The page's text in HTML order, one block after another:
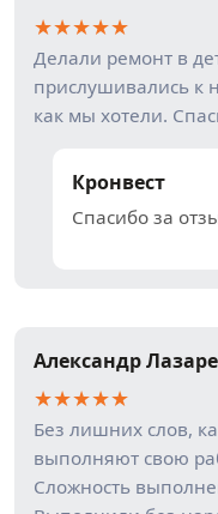
★★★★★
Делали ремонт в
прислушивались к
как мы хотели.
Кронвест
Спасибо за
Александр
★★★★★
Без лишних слов,
выполняют свою
Сложность